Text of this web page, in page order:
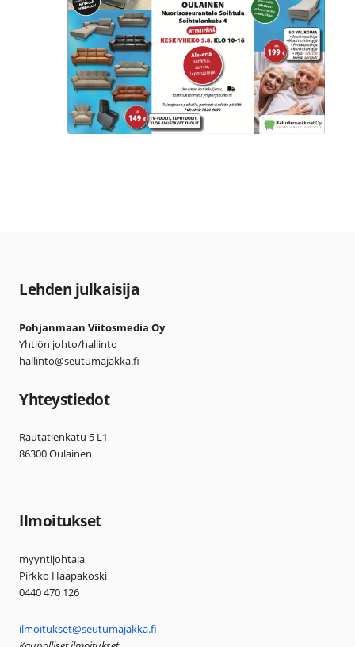
Lehden julkaisija
Pohjanmaan Viitosmedia Oy
Yhtiön johto/hallinto
hallinto@seutumajakka.fi
Yhteystiedot
Rautatienkatu 5 L1
86300 Oulainen
Ilmoitukset
myyntijohtaja
Pirkko Haapakoski
0440 470 126
ilmoitukset@seutumajakka.fi